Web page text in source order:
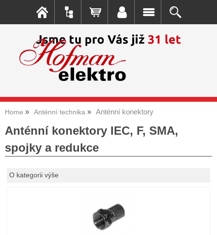
Home Anténní technika Anténní konektory
Anténní konektory IEC, F, SMA,
spojky a redukce
O kategorii výše